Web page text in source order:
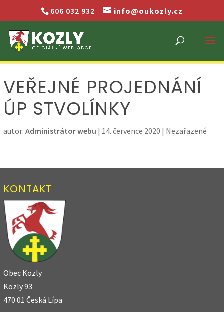
606 032 932 info@oukozly.cz
VEŘEJNÉ PROJEDNÁNÍ
ÚP STVOLÍNKY
autor: Administrátor webu | 14. července 2020 | Nezařazené
KONTAKT
Obec Kozly
Kozly 93
470 01 Česká Lípa